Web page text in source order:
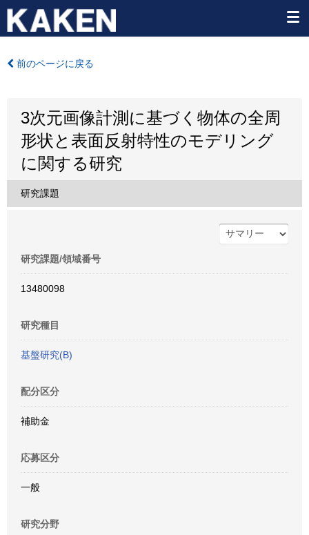
前のページに戻る
3次元画像計測に基づく物体の全周
形状と表面反射特性のモデリング
に関する研究
研究課題
研究課題/領域番号
13480098
研究種目
基盤研究(B)
配分区分
補助金
応募区分
一般
研究分野